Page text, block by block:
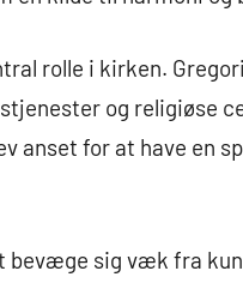
rolle i kirken.
og religiøse
anset for at have en
bevæge sig væk fra